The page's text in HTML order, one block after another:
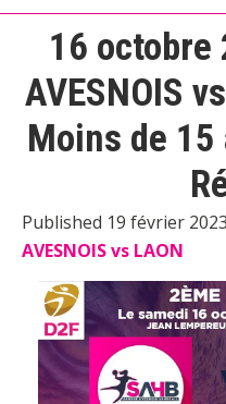
16 octobre
AVESNOIS
Moins de
Published 19 février
AVESNOIS vs LAON